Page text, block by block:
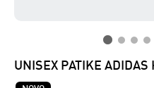
UNISEX PATIKE